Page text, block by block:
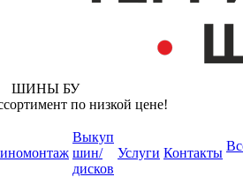
ШИНЫ БУ
по низкой цене!
Выкуп
шин/
дисков
Услуги Контакты